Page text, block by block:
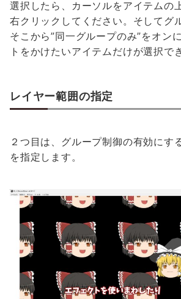
選択したら、カーソルをアイテムの
右クリックしてください。そしてグ
そこから”同一グループのみ”をオン
トをかけたいアイテムだけが選択で
レイヤー範囲の指定
２つ目は、グループ制御の有効にす
を指定します。